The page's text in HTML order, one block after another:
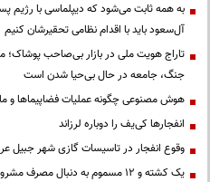
به همه ثابت می‌شود که دیپلماسی با رژیم
آل‌سعود باید با اقدام نظامی تحقیرشان کنیم
تاراج هویت ملی در بازار بی‌صاحب پوشاک؛
جنگ، جامعه در حال بی‌حیا شدن است
هوش مصنوعی چگونه عملیات فضاپیماها و
انفجارها کی‌یف را دوباره لرزاند
وقوع انفجار در تاسیسات گازی شهر جبیل
یک کشته و ۱۲ مسموم به دنبال مصرف مشروبات الکلی در نیشابور